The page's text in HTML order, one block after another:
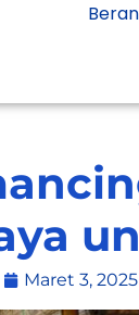
Maret 3, 2025